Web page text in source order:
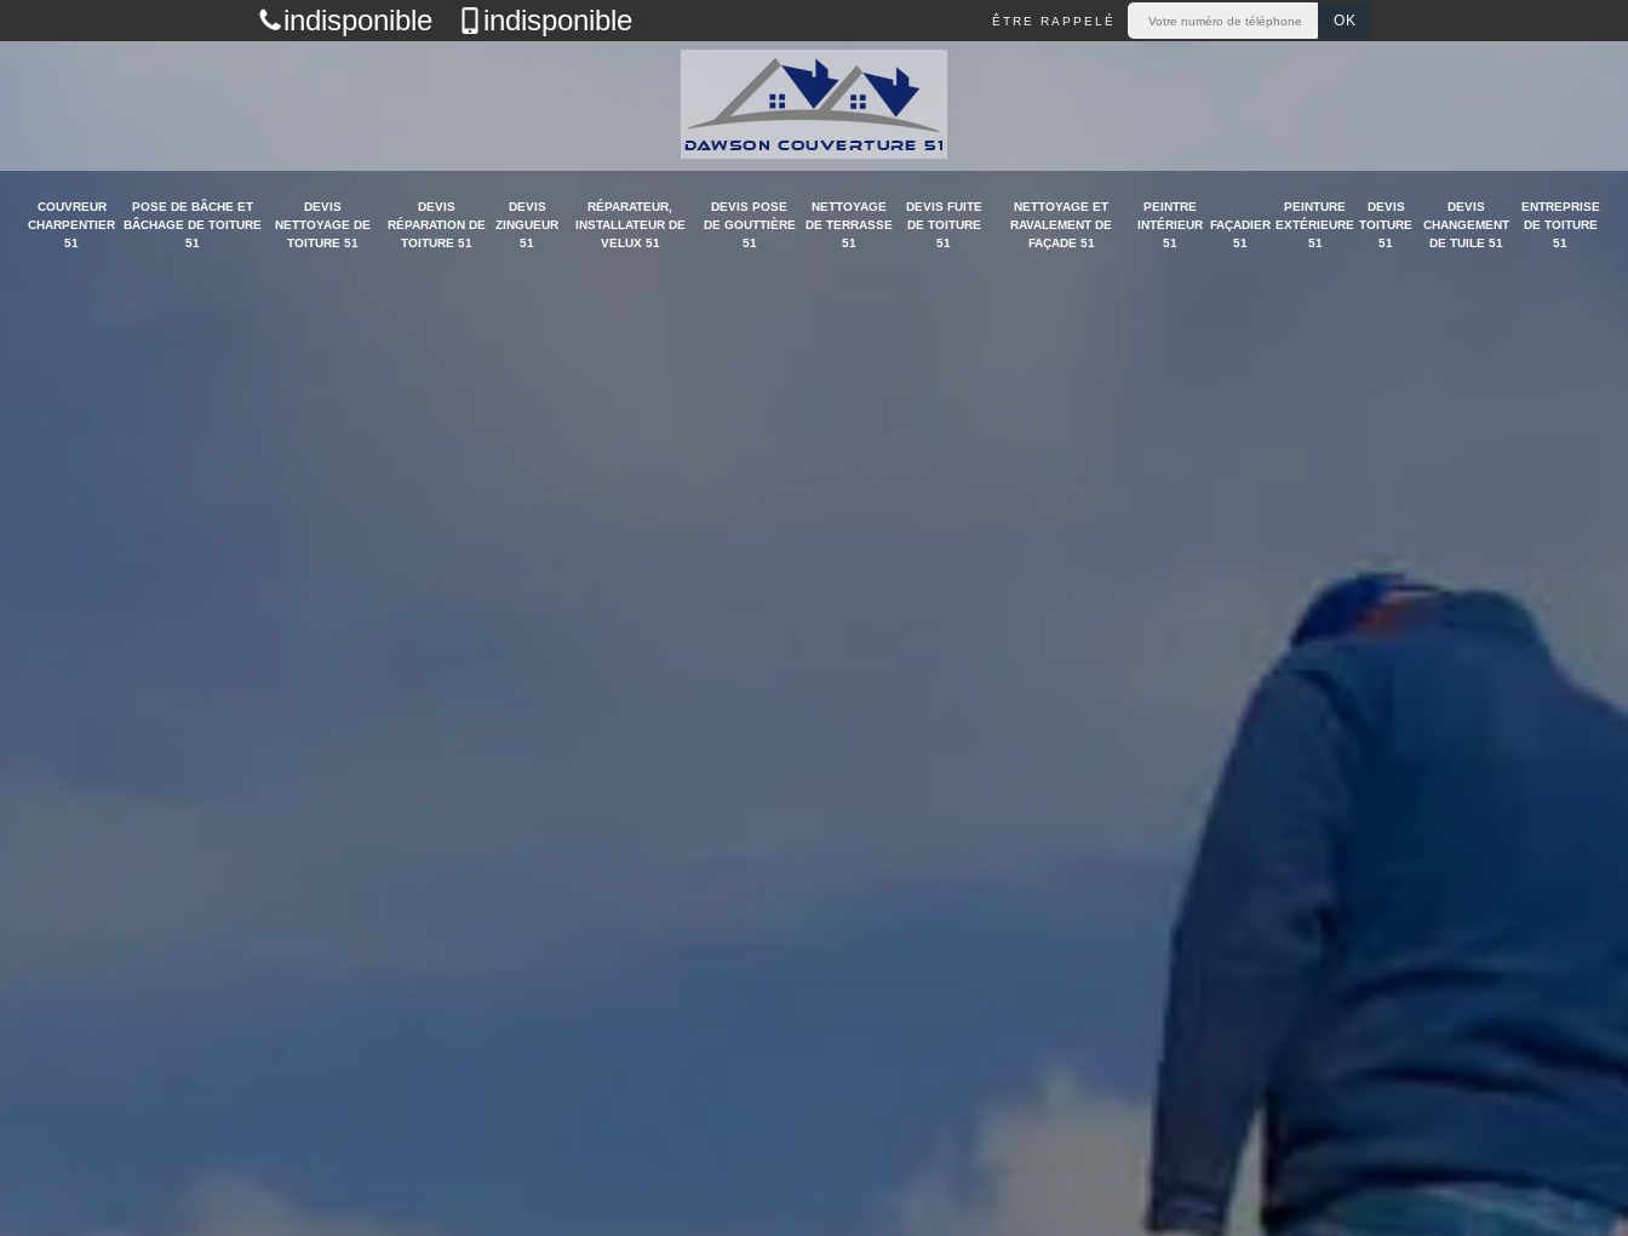
indisponible indisponible ÊTRE RAPPELÉ
COUVREUR
CHARPENTIER
51
POSE DE BÂCHE ET
BÂCHAGE DE TOITURE
51
DEVIS
NETTOYAGE DE
TOITURE 51
DEVIS
RÉPARATION DE
TOITURE 51
DEVIS
ZINGUEUR
51
RÉPARATEUR,
INSTALLATEUR DE
VELUX 51
DEVIS POSE
DE GOUTTIÈRE
51
NETTOYAGE
DE TERRASSE
51
DEVIS FUITE
DE TOITURE
51
NETTOYAGE ET
RAVALEMENT DE
FAÇADE 51
PEINTRE
INTÉRIEUR
51
FAÇADIER
51
PEINTURE
EXTÉRIEURE
51
DEVIS
TOITURE
51
DEVIS
CHANGEMENT
DE TUILE 51
ENTREPRISE
DE TOITURE
51